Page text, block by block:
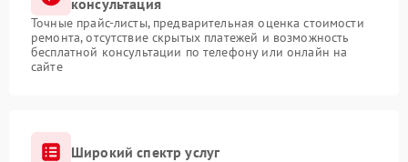
консультация
Точные прайс-листы, предварительная оценка стоимости
ремонта, отсутствие скрытых платежей и возможность
бесплатной консультации по телефону или онлайн на
сайте
Широкий спектр услуг